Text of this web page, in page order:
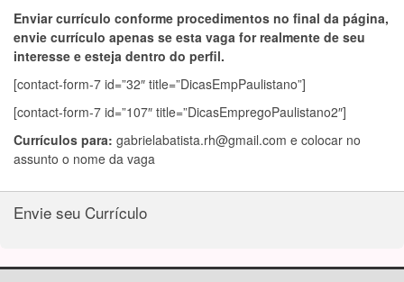
Enviar currículo conforme procedimentos no final da página,
envie currículo apenas se esta vaga for realmente de seu
interesse e esteja dentro do perfil.
[contact-form-7 id=”32″ title=”DicasEmpPaulistano”]
[contact-form-7 id=”107″ title=”DicasEmpregoPaulistano2″]
Currículos para: gabrielabatista.rh@gmail.com e colocar no
assunto o nome da vaga
Envie seu Currículo